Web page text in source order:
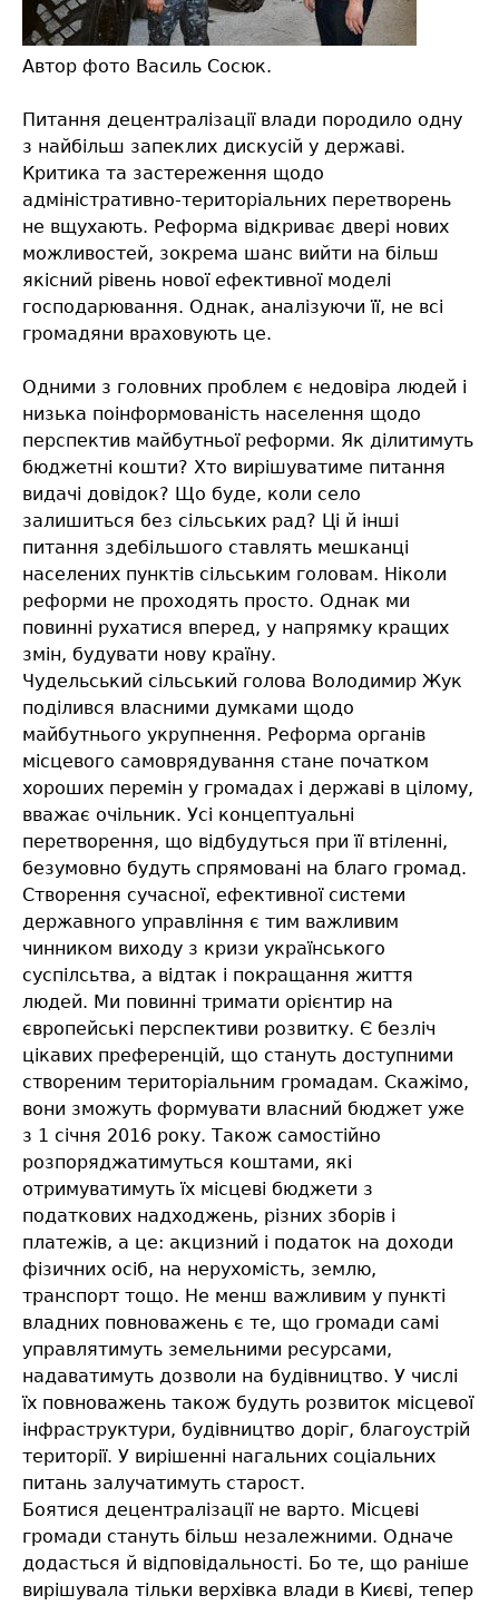
Автор фото Василь Сосюк.
Питання децентралізації влади породило одну
з найбільш запеклих дискусій у державі.
Критика та застереження щодо
адміністративно-територіальних перетворень
не вщухають. Реформа відкриває двері нових
можливостей, зокрема шанс вийти на більш
якісний рівень нової ефективної моделі
господарювання. Однак, аналізуючи її, не всі
громадяни враховують це.
Одними з головних проблем є недовіра людей і
низька поінформованість населення щодо
перспектив майбутньої реформи. Як ділитимуть
бюджетні кошти? Хто вирішуватиме питання
видачі довідок? Що буде, коли село
залишиться без сільських рад? Ці й інші
питання здебільшого ставлять мешканці
населених пунктів сільським головам. Ніколи
реформи не проходять просто. Однак ми
повинні рухатися вперед, у напрямку кращих
змін, будувати нову країну.
Чудельський сільський голова Володимир Жук
поділився власними думками щодо
майбутнього укрупнення. Реформа органів
місцевого самоврядування стане початком
хороших перемін у громадах і державі в цілому,
вважає очільник. Усі концептуальні
перетворення, що відбудуться при її втіленні,
безумовно будуть спрямовані на благо громад.
Створення сучасної, ефективної системи
державного управління є тим важливим
чинником виходу з кризи українського
суспілсьтва, а відтак і покращання життя
людей. Ми повинні тримати орієнтир на
європейські перспективи розвитку. Є безліч
цікавих преференцій, що стануть доступними
створеним територіальним громадам. Скажімо,
вони зможуть формувати власний бюджет уже
з 1 січня 2016 року. Також самостійно
розпоряджатимуться коштами, які
отримуватимуть їх місцеві бюджети з
податкових надходжень, різних зборів і
платежів, а це: акцизний і податок на доходи
фізичних осіб, на нерухомість, землю,
транспорт тощо. Не менш важливим у пункті
владних повноважень є те, що громади самі
управлятимуть земельними ресурсами,
надаватимуть дозволи на будівництво. У числі
їх повноважень також будуть розвиток місцевої
інфраструктури, будівництво доріг, благоустрій
території. У вирішенні нагальних соціальних
питань залучатимуть старост.
Боятися децентралізації не варто. Місцеві
громади стануть більш незалежними. Одначе
додасться й відповідальності. Бо те, що раніше
вирішувала тільки верхівка влади в Києві, тепер